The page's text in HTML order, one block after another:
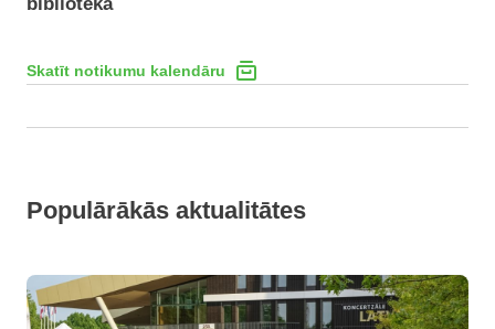
Skatīt notikumu kalendāru
Populārākās aktualitātes